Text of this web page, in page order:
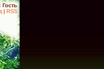
Гость
| RSS